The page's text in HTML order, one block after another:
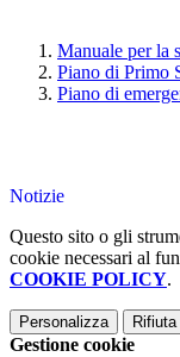
Manuale per la
Piano di Primo
Piano di
Notizie
Questo sito o gli
cookie necessari al
COOKIE POLICY.
Personalizza
Gestione cookie